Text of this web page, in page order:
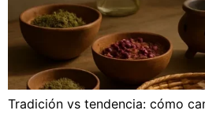
Tradición vs tendencia: cómo